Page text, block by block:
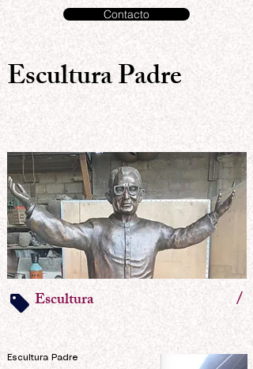
Contacto
Escultura Padre
Escultura /
Escultura Padre